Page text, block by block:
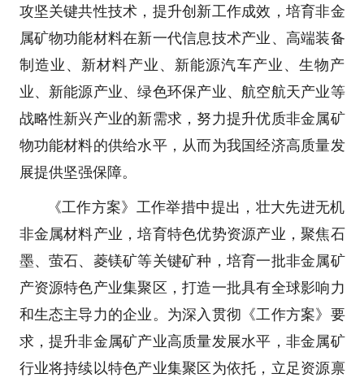
攻坚关键共性技术，提升创新工作成效，培育非金
属矿物功能材料在新一代信息技术产业、高端装备
制造业、新材料产业、新能源汽车产业、生物产
业、新能源产业、绿色环保产业、航空航天产业等
战略性新兴产业的新需求，努力提升优质非金属矿
物功能材料的供给水平，从而为我国经济高质量发
展提供坚强保障。
《工作方案》工作举措中提出，壮大先进无机
非金属材料产业，培育特色优势资源产业，聚焦石
墨、萤石、菱镁矿等关键矿种，培育一批非金属矿
产资源特色产业集聚区，打造一批具有全球影响力
和生态主导力的企业。为深入贯彻《工作方案》要
求，提升非金属矿产业高质量发展水平，非金属矿
行业将持续以特色产业集聚区为依托，立足资源禀